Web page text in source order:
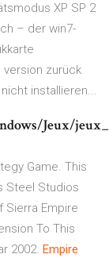
XP SP 2
– der win7-
zurück
installieren...
Jeux/
Game. This
Steel Studios
Sierra Empire
To This
2002. Empire